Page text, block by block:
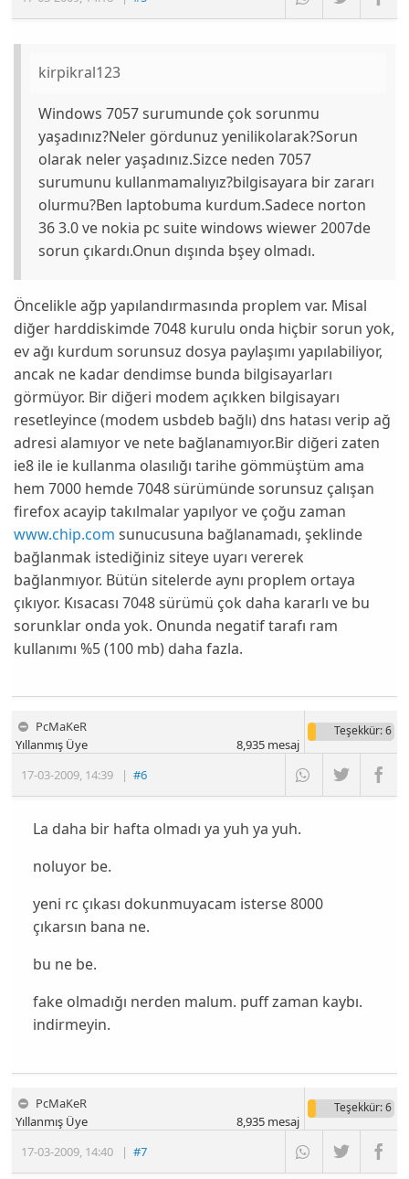
kirpikral123
Windows 7057 surumunde çok sorunmu
yaşadınız?Neler gördunuz yenilikolarak?Sorun
olarak neler yaşadınız.Sizce neden 7057
surumunu kullanmamalıyız?bilgisayara bir zararı
olurmu?Ben laptobuma kurdum.Sadece norton
36 3.0 ve nokia pc suite windows wiewer 2007de
sorun çıkardı.Onun dışında bşey olmadı.
Öncelikle ağp yapılandırmasında proplem var. Misal
diğer harddiskimde 7048 kurulu onda hiçbir sorun yok,
ev ağı kurdum sorunsuz dosya paylaşımı yapılabiliyor,
ancak ne kadar dendimse bunda bilgisayarları
görmüyor. Bir diğeri modem açıkken bilgisayarı
resetleyince (modem usbdeb bağlı) dns hatası verip ağ
adresi alamıyor ve nete bağlanamıyor.Bir diğeri zaten
ie8 ile ie kullanma olasılığı tarihe gömmüştüm ama
hem 7000 hemde 7048 sürümünde sorunsuz çalışan
firefox acayip takılmalar yapılyor ve çoğu zaman
www.chip.com sunucusuna bağlanamadı, şeklinde
bağlanmak istediğiniz siteye uyarı vererek
bağlanmıyor. Bütün sitelerde aynı proplem ortaya
çıkıyor. Kısacası 7048 sürümü çok daha kararlı ve bu
sorunklar onda yok. Onunda negatif tarafı ram
kullanımı %5 (100 mb) daha fazla.
PcMaKeR
17-03-2009, 14:39 |#6
Yıllanmış Üye
Teşekkür: 6
8,935mesaj
La daha bir hafta olmadı ya yuh ya yuh.
noluyor be.
yeni rc çıkası dokunmuyacam isterse 8000
çıkarsın bana ne.
bu ne be.
fake olmadığı nerden malum. puff zaman kaybı.
indirmeyin.
PcMaKeR
17-03-2009, 14:40 |#7
Yıllanmış Üye
Teşekkür: 6
8,935mesaj